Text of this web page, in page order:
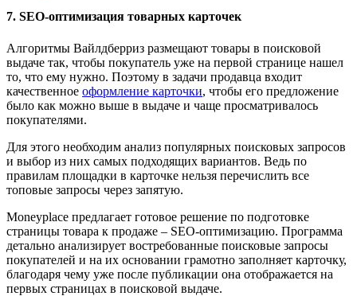
7. SEO-оптимизация товарных карточек
Алгоритмы Вайлдберриз размещают товары в поисковой
выдаче так, чтобы покупатель уже на первой странице нашел
то, что ему нужно. Поэтому в задачи продавца входит
качественное оформление карточки, чтобы его предложение
было как можно выше в выдаче и чаще просматривалось
покупателями.
Для этого необходим анализ популярных поисковых запросов
и выбор из них самых подходящих вариантов. Ведь по
правилам площадки в карточке нельзя перечислить все
топовые запросы через запятую.
Moneyplace предлагает готовое решение по подготовке
страницы товара к продаже – SEO-оптимизацию. Программа
детально анализирует востребованные поисковые запросы
покупателей и на их основании грамотно заполняет карточку,
благодаря чему уже после публикации она отображается на
первых страницах в поисковой выдаче.